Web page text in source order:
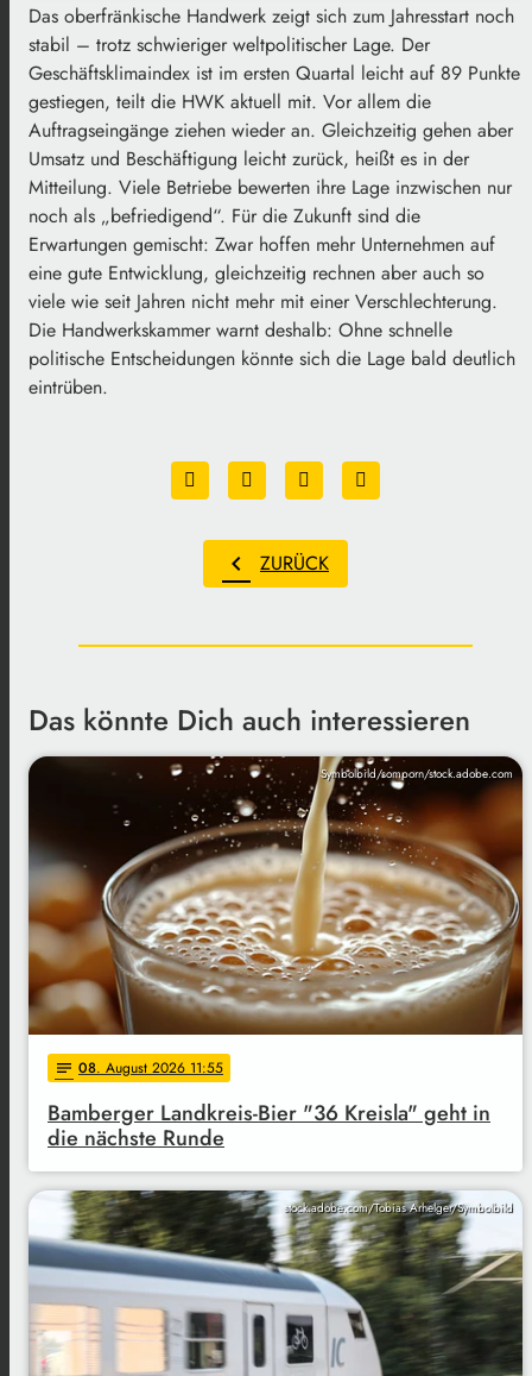
Das oberfränkische Handwerk zeigt sich zum Jahresstart noch
stabil – trotz schwieriger weltpolitischer Lage. Der
Geschäftsklimaindex ist im ersten Quartal leicht auf 89 Punkte
gestiegen, teilt die HWK aktuell mit. Vor allem die
Auftragseingänge ziehen wieder an. Gleichzeitig gehen aber
Umsatz und Beschäftigung leicht zurück, heißt es in der
Mitteilung. Viele Betriebe bewerten ihre Lage inzwischen nur
noch als „befriedigend“. Für die Zukunft sind die
Erwartungen gemischt: Zwar hoffen mehr Unternehmen auf
eine gute Entwicklung, gleichzeitig rechnen aber auch so
viele wie seit Jahren nicht mehr mit einer Verschlechterung.
Die Handwerkskammer warnt deshalb: Ohne schnelle
politische Entscheidungen könnte sich die Lage bald deutlich
eintrüben.
chevron_left ZURÜCK
Das könnte Dich auch interessieren
Symbolbild/somporn/stock.adobe.com
notes 08. August 2026 11:55
Bamberger Landkreis-Bier "36 Kreisla" geht in
die nächste Runde
stock.adobe.com/Tobias Arhelger/Symbolbild